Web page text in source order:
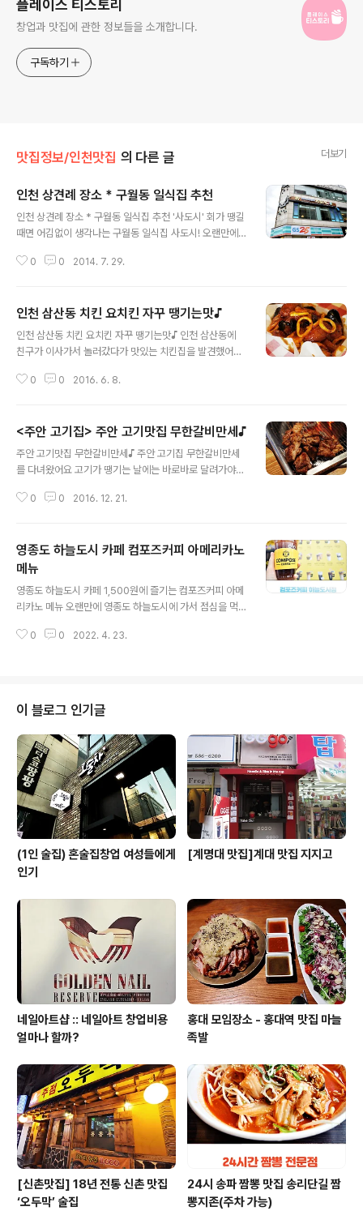
플레이스 티스토리
창업과 맛집에 관한 정보들을 소개합니다.
구독하기
맛집정보/인천맛집 의 다른 글 더보기
인천 상견례 장소 * 구월동 일식집 추천
인천 상견례 장소 * 구월동 일식집 추천 '사도시' 회가 땡길
때면 어김없이 생각나는 구월동 일식집 사도시! 오랜만에
푸짐하게 즐기고 왔어요~ 2층에 위치해 있었기 때문에 엘
바로 옆에 위치해 있어서 연인들이 데이트 하기에도 좋은
곳이고 또한 보시는 것과 같이 인테리어가 무척 고급스러
운 축에 속하는 일식집이라 인천 상견례 장소나 중요한 모
왔지만 나중에는 가족들과 모임장소로 이용해도 좋을거 같
0 0 2014. 7. 29.
인천 삼산동 치킨 요치킨 자꾸 땡기는맛♪
인천 삼산동 치킨 요치킨 자꾸 땡기는맛♪ 인천 삼산동에
친구가 이사가서 놀러갔다가 맛있는 치킨집을 발견했어요
든 브랜드더라구요 ㅎㅎ 인천 삼산동 치킨집 요치킨은 테
ㅎ 날도 더워지는 요즘같은 날씨에는 야외에서 먹기 딱이
겠어요 인천 삼산동 요치킨에서는 다양한 종류의 치킨이
있었는데요 테이크아웃을 하면 2천원 할인이 되더라구요
치킨집 요치킨에서는 100% 국내산 신선육을 사용을 하는
을 ..
0 0 2016. 6. 8.
<주안 고기집> 주안 고기맛집 무한갈비만세♪
주안 고기맛집 무한갈비만세♪ 주안 고기집 무한갈비만세
를 다녀왔어요 고기가 땡기는 날에는 바로바로 달려가야한
한 맛집인데 4가지의 고기를 무한으로 즐길 수 있는 고기
분위기가 회식하기에는 좋겠더라구요 ㅎㅎ 칸막이로 나눠
져 있다는 점도 분리가 된 느낌이라 좋은거 같더라구요^^
야채를 마음껏 가져다 먹을 수 있는 셀프코너도 있었어요
ㅎㅎ 찍어 먹을 소스도 많고 야채와 반찬들을 셀프로 가져
기를 주문을 하니 양념돼지갈비와 꽃목살, 떡갈비, 갈매기
0 0 2016. 12. 21.
영종도 하늘도시 카페 컴포즈커피 아메리카노
메뉴
영종도 하늘도시 카페 1,500원에 즐기는 컴포즈커피 아메
리카노 메뉴 오랜만에 영종도 하늘도시에 가서 점심을 먹
컴포즈커피에 다녀왔는데요. 매장도 비교적 넓고 깔끔하고
시간이라 손님들이 비교적 없어 여유롭게 다녀올 수 있었
어요. 야외에 테라스 공간이 있어 테이블 1개가 있어 그 공
간에 남자 손님 2명이 커피를 드시고 계셨고 그 옆으로 컴
포즈커피 메뉴가 적혀 있는 배너가 있었는데요. 영종 하늘
도시 컴포즈커피 메뉴 메뉴들을 살펴보면 아이스와 관계없
이 1,500원에 즐길 수 있는 아..
0 0 2022. 4. 23.
이 블로그 인기글
(1인 술집) 혼술집창업 여성들에게
인기
[계명대 맛집]계대 맛집 지지고
네일아트샵 :: 네일아트 창업비용
얼마나 할까?
홍대 모임장소 - 홍대역 맛집 마늘
족발
[신촌맛집] 18년 전통 신촌 맛집
‘오두막’ 술집
24시 송파 짬뽕 맛집 송리단길 짬
뽕지존(주차 가능)